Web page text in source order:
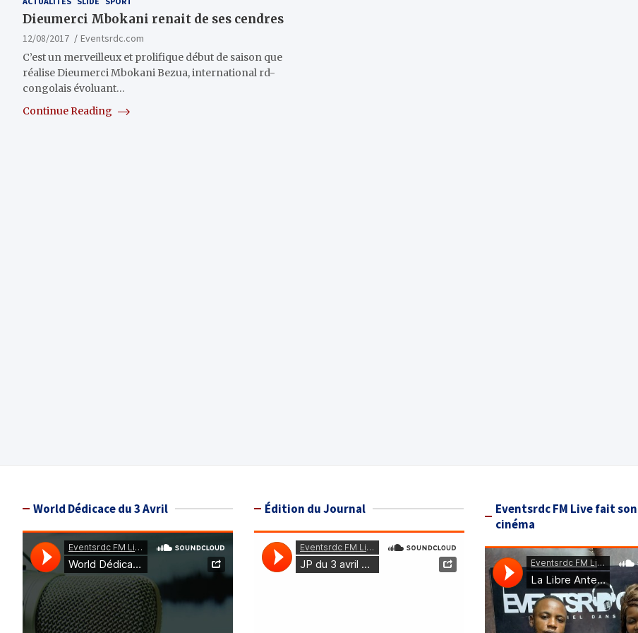
Dieumerci Mbokani renait de ses cendres
12/08/2017
Eventsrdc.com
C’est un merveilleux et prolifique début de saison que
réalise Dieumerci Mbokani Bezua, international rd-
congolais évoluant…
Continue Reading
World Dédicace du 3 Avril Édition du Journal
Eventsrdc FM Live fait son
cinéma